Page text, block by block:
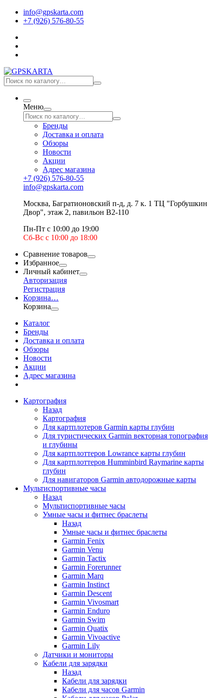
info@gpskarta.com
+7 (926) 576-80-55
Меню
Бренды
Доставка и оплата
Обзоры
Новости
Акции
Адрес магазина
+7 (926) 576-80-55
info@gpskarta.com
Москва, Багратионовский п-д, д. 7 к. 1 ТЦ "Горбушкин
Двор", этаж 2, павильон B2-110
Пн-Пт с 10:00 до 19:00
Сб-Вс с 10:00 до 18:00
Сравнение товаров
Избранное
Личный кабинет
Авторизация
Регистрация
Корзина…
Корзина
Каталог
Бренды
Доставка и оплата
Обзоры
Новости
Акции
Адрес магазина
Картография
Назад
Картография
Для картплотеров Garmin карты глубин
Для туристических Garmin векторная топография
и глубины
Для картплоттеров Lowrance карты глубин
Для картплоттеров Humminbird Raymarine карты
глубин
Для навигаторов Garmin автодорожные карты
Мультиспортивные часы
Назад
Мультиспортивные часы
Умные часы и фитнес браслеты
Назад
Умные часы и фитнес браслеты
Garmin Fenix
Garmin Venu
Garmin Tactix
Garmin Forerunner
Garmin Marq
Garmin Instinct
Garmin Descent
Garmin Vivosmart
Garmin Enduro
Garmin Swim
Garmin Quatix
Garmin Vivoactive
Garmin Lily
Датчики и мониторы
Кабели для зарядки
Назад
Кабели для зарядки
Кабели для часов Garmin